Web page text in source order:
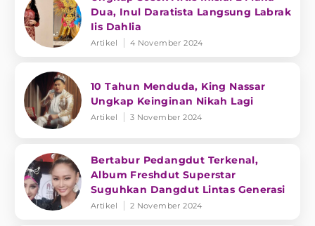
Dua, Inul Daratista Langsung Labrak
Iis Dahlia
Artikel 4 November 2024
10 Tahun Menduda, King Nassar
Ungkap Keinginan Nikah Lagi
Artikel 3 November 2024
Bertabur Pedangdut Terkenal,
Album Freshdut Superstar
Suguhkan Dangdut Lintas Generasi
Artikel 2 November 2024